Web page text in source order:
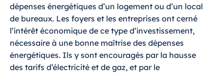
dépenses énergétiques d’un logement ou d’un local
de bureaux. Les foyers et les entreprises ont cerné
l’intérêt économique de ce type d’investissement,
nécessaire à une bonne maîtrise des dépenses
énergétiques. Ils y sont encouragés par la hausse
des tarifs d’électricité et de gaz, et par le